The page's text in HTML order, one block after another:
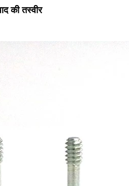
की तस्वीर